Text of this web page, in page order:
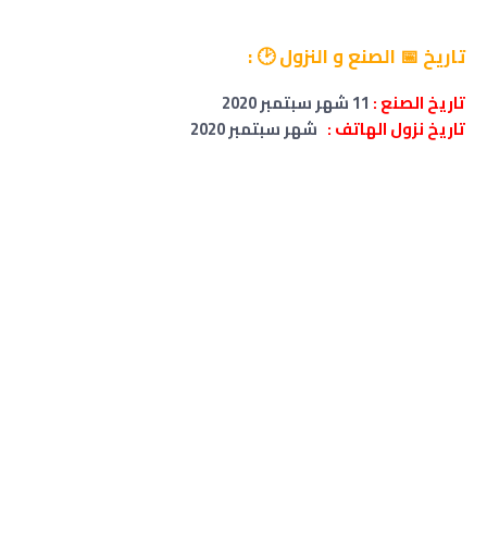
تاريخ 📅 الصنع و النزول 🕑 :
تاريخ الصنع :
تاريخ نزول الهاتف : شهر سبتمبر 2020